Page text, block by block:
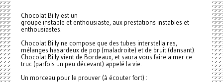
Chocolat Billy est un
groupe instable et enthousiaste, aux prestations instables et
enthousiastes.
Chocolat Billy ne compose que des tubes interstellaires,
mélanges hasardeux de pop (maladroite) et de bruit (dansant).
Chocolat Billy vient de Bordeaux, et saura vous faire aimer ce
truc (parfois un peu décevant) appelé la vie.
Un morceau pour le prouver (à écouter fort) :